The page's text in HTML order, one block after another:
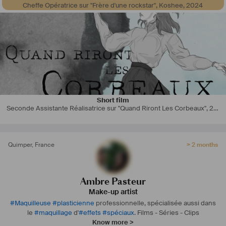
Cheffe Opératrice sur "Frère d'une rockstar", Koshee,2024
Short film
Seconde Assistante Réalisatrice sur "Quand Riront Les Corbeaux",2023
Quimper, France > 2 months
Ambre Pasteur
Make-up artist
#Maquilleuse #plasticienne professionnelle, spécialisée aussi dans
le #maquillage d'#effets #spéciaux. Films - Séries - Clips
Know more >